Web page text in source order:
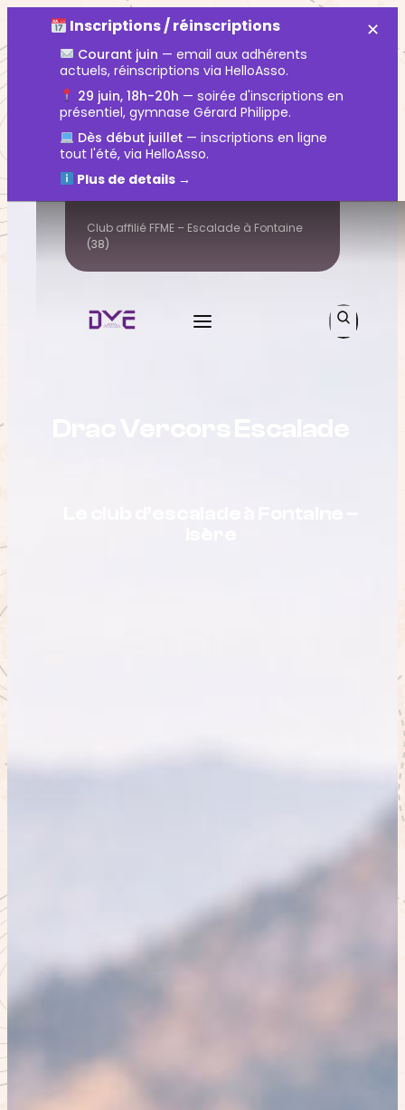
Inscriptions / réinscriptions
Courant juin — email aux adhérents
actuels, réinscriptions via HelloAsso.
29 juin, 18h-20h — soirée d'inscriptions en
présentiel, gymnase Gérard Philippe.
Dès début juillet— inscriptions en ligne
tout l'été, via HelloAsso.
Plus de details →
✕
Club affilié FFME – Escalade à Fontaine
(38)
Rechercher
Search